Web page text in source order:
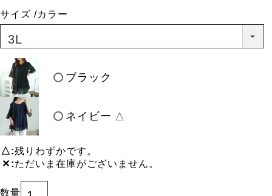
サイズ カラー
ブラック
ネイビー △
△ 残りわずかです。
✕ ただいま在庫がございません。